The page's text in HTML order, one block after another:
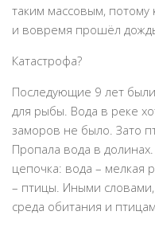
таким массовым,
и вовремя прошёл
Катастрофа?
Последующие 9 лет
для рыбы. Вода в реке
заморов не было. Зато
Пропала вода в
цепочка: вода – мелкая
– птицы. Иными
среда обитания и